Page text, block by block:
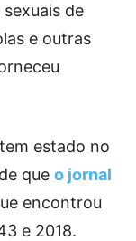
de
e outras
estado no
que o jornal
encontrou
e 2018.